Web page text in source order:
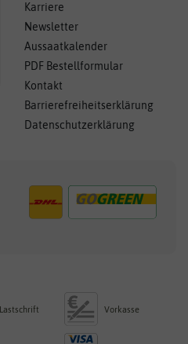
Karriere
Newsletter
Aussaatkalender
PDF Bestellformular
Kontakt
Barrierefreiheitserklärung
Datenschutzerklärung
Lastschrift Vorkasse